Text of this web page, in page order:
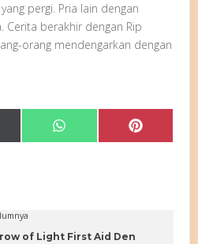
pergi. Pria lain dengan
Cerita berakhir dengan Rip
orang mendengarkan dengan
Share
on
WhatsApp Share
on
Pinterest
of Light First Aid Den